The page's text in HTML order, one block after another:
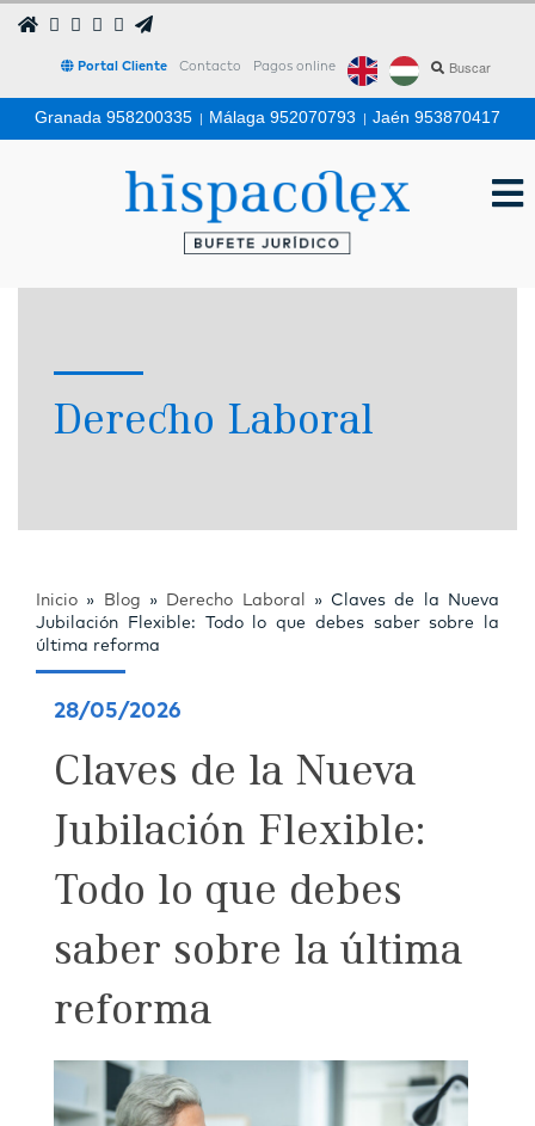
Portal Cliente Contacto Pagos online
Granada 958200335 | Málaga 952070793 | Jaén 953870417
Derecho Laboral
Inicio » Blog » Derecho Laboral » Claves de la Nueva
Jubilación Flexible: Todo lo que debes saber sobre la
última reforma
28/05/2026
Claves de la Nueva
Jubilación Flexible:
Todo lo que debes
saber sobre la última
reforma